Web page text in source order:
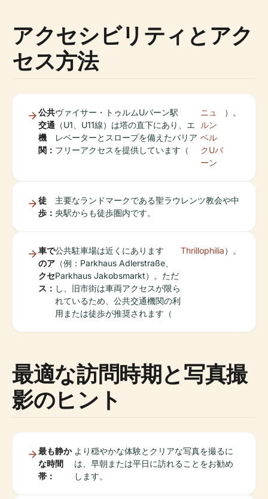
アクセシビリティとアク
セス方法
公共
交通
機
関：
ヴァイサー・トゥルムUバーン駅
（U1、U11線）は塔の直下にあり、エ
レベーターとスロープを備えたバリア
フリーアクセスを提供しています（
ニュ
ルン
ベル
クUバ
ーン
）。
徒
歩：
主要なランドマークである聖ラウレンツ教会や中
央駅からも徒歩圏内です。
車で
のア
クセ
ス：
公共駐車場は近くにあります
（例：Parkhaus Adlerstraße、
Parkhaus Jakobsmarkt）。ただ
し、旧市街は車両アクセスが限ら
れているため、公共交通機関の利
用または徒歩が推奨されます（
Thrillophilia）。
最適な訪問時期と写真撮
影のヒント
最も静か
な時間
帯：
より穏やかな体験とクリアな写真を撮るに
は、早朝または平日に訪れることをお勧め
します。